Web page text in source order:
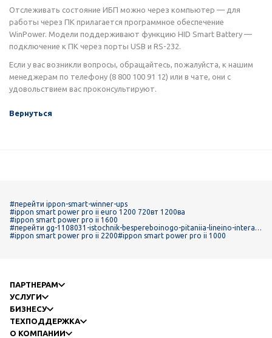
Отслеживать состояние ИБП можно через компьютер — для
работы через ПК прилагается программное обеспечение
WinPower. Модели поддерживают функцию HID Smart Battery —
подключение к ПК через порты USB и RS-232.
Если у вас возникли вопросы, обращайтесь, пожалуйста, к нашим
менеджерам по телефону (8 800 100 91 12) или в чате, они с
удовольствием вас проконсультируют.
Вернуться
#перейти ippon-smart-winner-ups
#ippon smart power pro ii euro 1200 720вт 1200ва
#ippon smart power pro ii 1600
#перейти gg-1108031-istochnik-bespereboinogo-pitaniia-lineino-interakt
ivnogo-tipa
#ippon smart power pro ii 2200#ippon smart power pro ii 1000
ПАРТНЕРАМ
УСЛУГИ
БИЗНЕСУ
ТЕХПОДДЕРЖКА
О КОМПАНИИ